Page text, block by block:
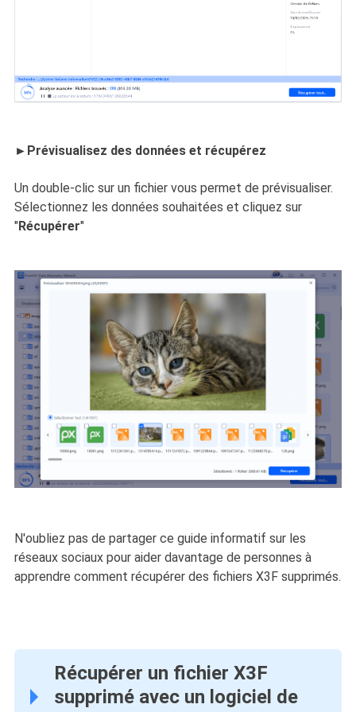
►Prévisualisez des données et récupérez
Un double-clic sur un fichier vous permet de prévisualiser.
Sélectionnez les données souhaitées et cliquez sur
"Récupérer"
N'oubliez pas de partager ce guide informatif sur les
réseaux sociaux pour aider davantage de personnes à
apprendre comment récupérer des fichiers X3F supprimés.
Récupérer un fichier X3F
supprimé avec un logiciel de